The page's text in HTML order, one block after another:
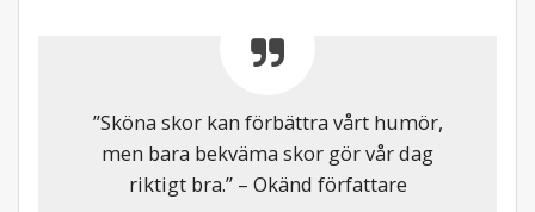
”Sköna skor kan förbättra vårt humör,
men bara bekväma skor gör vår dag
riktigt bra.” – Okänd författare